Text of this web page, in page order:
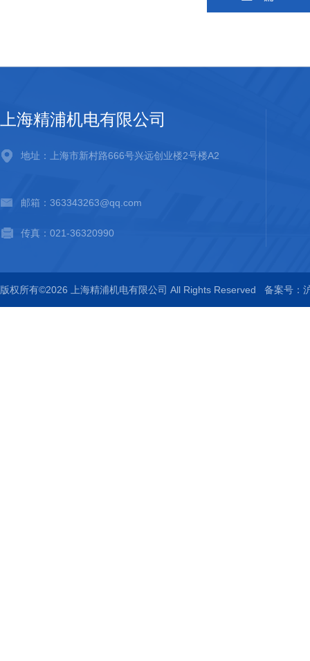
上海精浦机电有限公司
地址：上海市新村路666号兴远创业楼2号楼A2
邮箱：363343263@qq.com
传真：021-36320990
版权所有©2026 上海精浦机电有限公司 All Rights Reserved 备案号：